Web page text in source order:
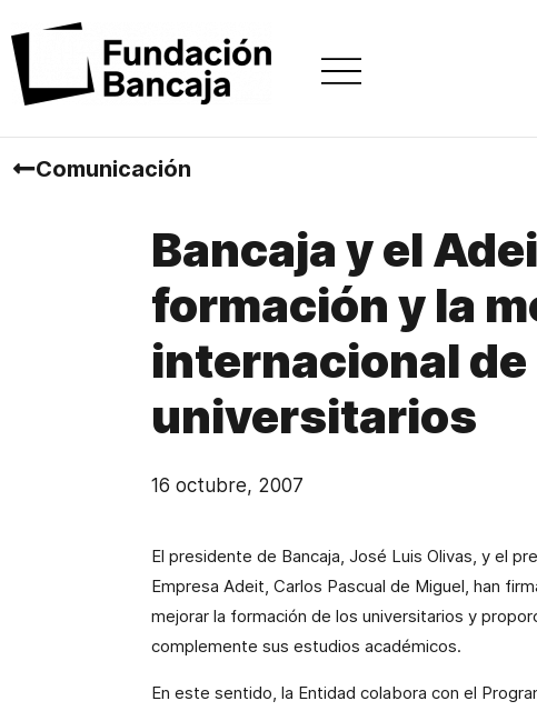
Comunicación
Bancaja y el
formación y la
internacional
universitarios
16 octubre, 2007
El presidente de Bancaja, José Luis Olivas, y el
Empresa Adeit, Carlos Pascual de Miguel, han
mejorar la formación de los universitarios y
complemente sus estudios académicos.
En este sentido, la Entidad colabora con el